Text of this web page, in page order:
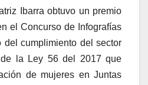
Ibarra obtuvo un premio
el Concurso de Infografías
del cumplimiento del sector
de la Ley 56 del 2017 que
de mujeres en Juntas